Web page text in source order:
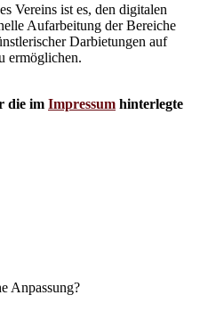
Vereins ist es, den digitalen
Aufarbeitung der Bereiche
Darbietungen auf
ermöglichen.
die im Impressum hinterlegte
Anpassung?